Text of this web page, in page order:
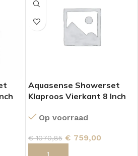
Aquasense Showerset
Klaproos Vierkant 8 Inch
Op voorraad
€1070,85 € 759,00